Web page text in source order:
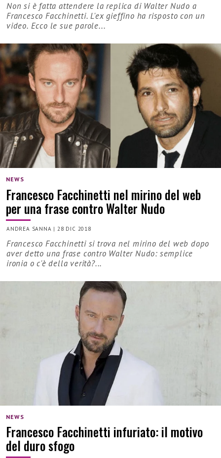
Non si è fatta attendere la replica di Walter Nudo a
Francesco Facchinetti. L'ex gieffino ha risposto con un
video. Ecco le sue parole...
NEWS
Francesco Facchinetti nel mirino del web
per una frase contro Walter Nudo
ANDREA SANNA |28 DIC 2018
Francesco Facchinetti si trova nel mirino del web dopo
aver detto una frase contro Walter Nudo: semplice
ironia o c'è della verità?...
NEWS
Francesco Facchinetti infuriato: il motivo
del duro sfogo